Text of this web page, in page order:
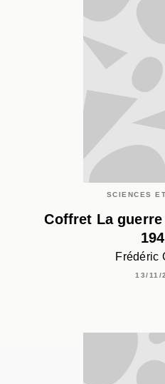
SCIENCES
Coffret La
Frédéric
13/11/